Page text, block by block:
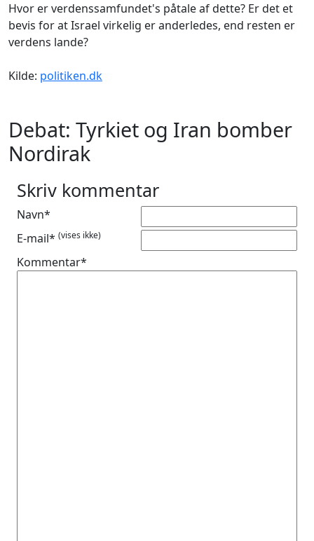
Hvor er verdenssamfundet's påtale af dette? Er det et
bevis for at Israel virkelig er anderledes, end resten er
verdens lande?
Kilde: politiken.dk
Debat: Tyrkiet og Iran bomber
Nordirak
Skriv kommentar
Navn*
E-mail* (vises ikke)
Kommentar*